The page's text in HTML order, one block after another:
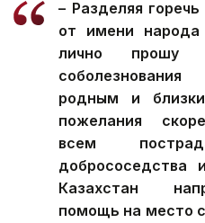
– Разделяя
от имени
лично прошу
родным и
пожелания
всем
добрососедства
Казахстан
помощь на место